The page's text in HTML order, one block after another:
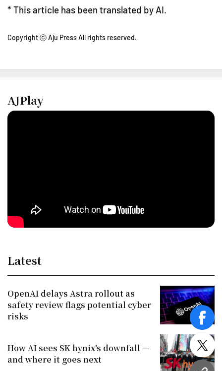
* This article has been translated by AI.
Copyright ⓒ Aju Press All rights reserved.
AJPlay
Latest
OpenAI delays Astra rollout as
safety review flags potential cyber
risks
How AI sees SK hynix's downfall —
and where it goes next